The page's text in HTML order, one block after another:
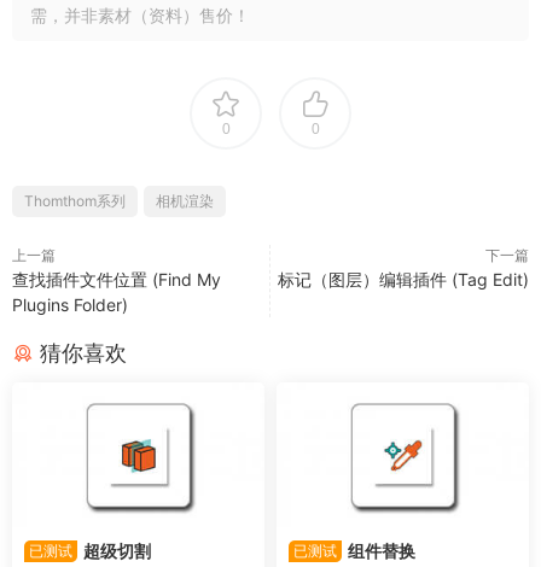
需，并非素材（资料）售价！
0 0
Thomthom系列 相机渲染
上一篇
查找插件文件位置 (Find My
Plugins Folder)
下一篇
标记（图层）编辑插件 (Tag Edit)
猜你喜欢
已测试 超级切割 已测试 组件替换